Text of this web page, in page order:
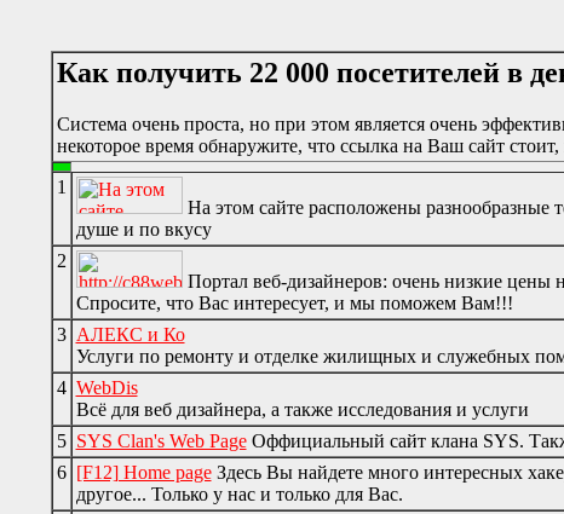
Как получить 22 000 посетителей в
Система очень проста, но при этом является очень
некоторое время обнаружите, что ссылка на Ваш сайт
1
На этом сайте расположены разнообразные
душе и по вкусу
2
Портал веб-дизайнеров: очень низкие цены
Спросите, что Вас интересует, и мы поможем Вам!!!
3 АЛЕКС и Ко
Услуги по ремонту и отделке жилищных и служебных
4 WebDis
Всё для веб дизайнера, а также исследования и услуги
5 SYS Clan's Web PageОффициальный сайт клана SYS.
6 [F12] Home pageЗдесь Вы найдете много интересных
другое... Только у нас и только для Вас.